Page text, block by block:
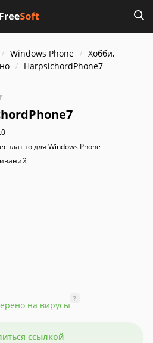
Windows Phone
Хобби,
HarpsichordPhone7
для Windows Phone
на вирусы
?
ссылкой